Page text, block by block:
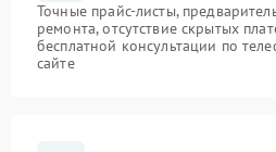
Точные прайс-листы,
ремонта, отсутствие скрытых
бесплатной консультации по
сайте